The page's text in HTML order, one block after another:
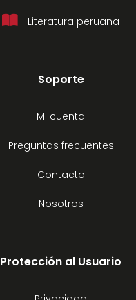
Literatura peruana
Soporte
Mi cuenta
Preguntas frecuentes
Contacto
Nosotros
Protección al Usuario